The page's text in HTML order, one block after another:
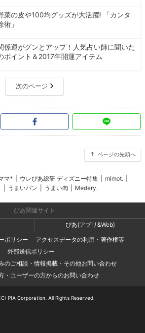
菜の皮や100均グッズが大活躍! 「カンタ
」
係運がグンとアップ！人気占い師に聞いた
ポイント＆2017年開運アイテム
次のページ
ページの先頭へ
マ* ウレぴあ総研 ディズニー特集 mimot.
うまいパン うまい肉 Medery.
ぴあ関連サイト
ぴあ(アプリ&Web)
ポリシー
アクセスデータの利用・著作権等
外部送信ポリシー
のご相談・情報掲載・その他お問い合わせ
・ユーザーの方からのお問い合わせ
PIA Corporation. All Rights Reserved.